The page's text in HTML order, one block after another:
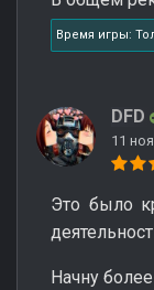
Время игры:
DFD
11
Это было
Начну